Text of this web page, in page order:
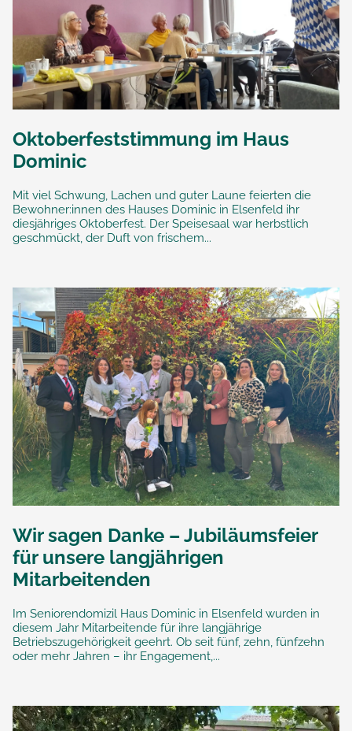
Oktoberfeststimmung im Haus
Dominic
Mit viel Schwung, Lachen und guter Laune feierten die
Bewohner:innen des Hauses Dominic in Elsenfeld ihr
diesjähriges Oktoberfest. Der Speisesaal war herbstlich
geschmückt, der Duft von frischem...
Wir sagen Danke – Jubiläumsfeier
für unsere langjährigen
Mitarbeitenden
Im Seniorendomizil Haus Dominic in Elsenfeld wurden in
diesem Jahr Mitarbeitende für ihre langjährige
Betriebszugehörigkeit geehrt. Ob seit fünf, zehn, fünfzehn
oder mehr Jahren – ihr Engagement,...